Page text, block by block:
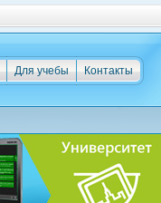
Контакты
Для учебы